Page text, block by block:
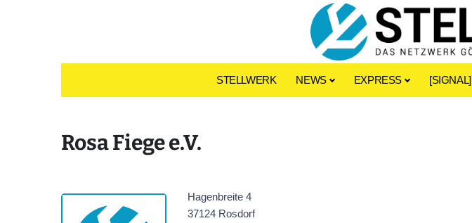
STELLWERK NEWS EXPRESS [SIGNAL]
Rosa Fiege e.V.
Hagenbreite 4
37124 Rosdorf